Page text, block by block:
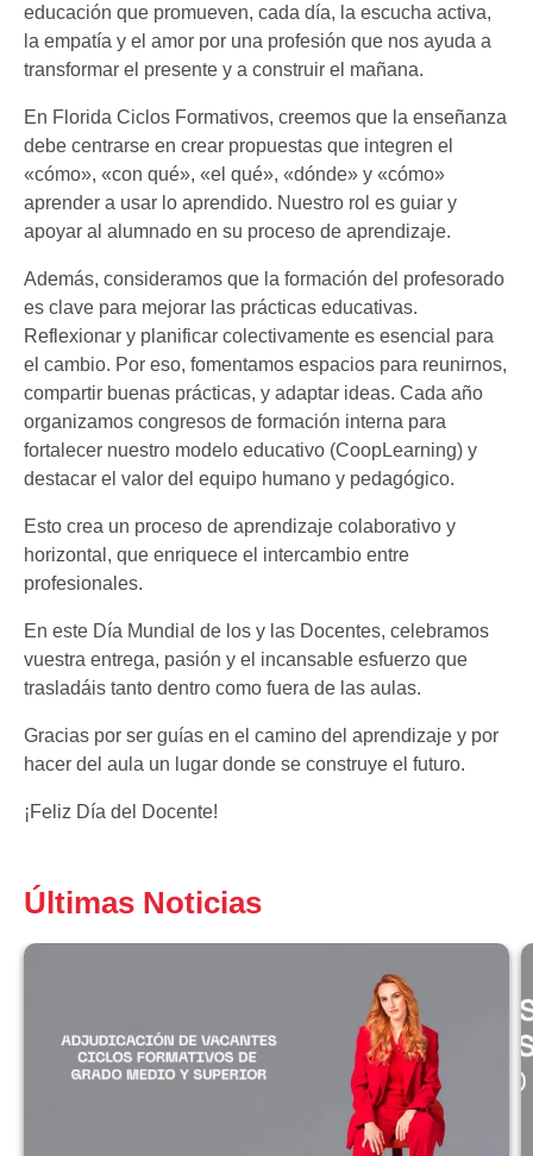
educación que promueven, cada día, la escucha activa,
la empatía y el amor por una profesión que nos ayuda a
transformar el presente y a construir el mañana.
En Florida Ciclos Formativos, creemos que la enseñanza
debe centrarse en crear propuestas que integren el
«cómo», «con qué», «el qué», «dónde» y «cómo»
aprender a usar lo aprendido. Nuestro rol es guiar y
apoyar al alumnado en su proceso de aprendizaje.
Además, consideramos que la formación del profesorado
es clave para mejorar las prácticas educativas.
Reflexionar y planificar colectivamente es esencial para
el cambio. Por eso, fomentamos espacios para reunirnos,
compartir buenas prácticas, y adaptar ideas. Cada año
organizamos congresos de formación interna para
fortalecer nuestro modelo educativo (CoopLearning) y
destacar el valor del equipo humano y pedagógico.
Esto crea un proceso de aprendizaje colaborativo y
horizontal, que enriquece el intercambio entre
profesionales.
En este Día Mundial de los y las Docentes, celebramos
vuestra entrega, pasión y el incansable esfuerzo que
trasladáis tanto dentro como fuera de las aulas.
Gracias por ser guías en el camino del aprendizaje y por
hacer del aula un lugar donde se construye el futuro.
¡Feliz Día del Docente!
Últimas Noticias